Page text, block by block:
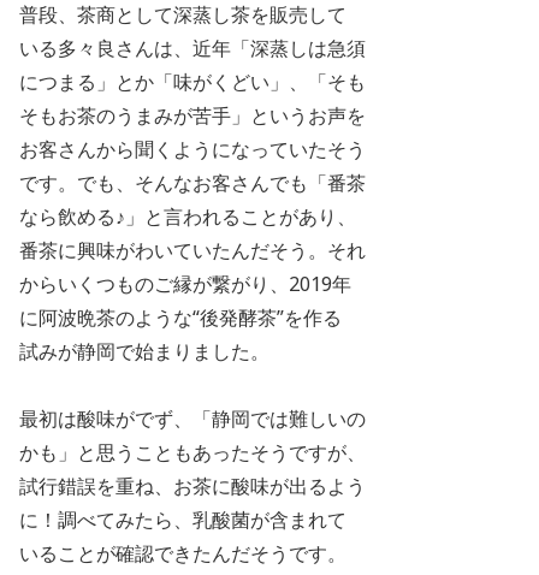
普段、茶商と して深蒸し茶を販売して
いる多々良さんは、近年「深蒸しは急須
につまる」とか「味がくどい」、「そも
そもお茶のうまみが苦手」というお声を
お客さんから聞くようになっていたそう
です。でも、そんなお客さんでも「番茶
なら飲める♪」と言われることがあり、
番茶に興味がわいていたんだそう。それ
からいくつものご縁が繋がり、 2019年
に阿波晩茶のような“後発酵茶”を作る
試みが静岡で始まりました。
最初は酸味がでず、「静岡では難しいの
かも」と思うこともあったそうですが、
試行錯誤を重ね、お茶に酸味が出るよう
に！調べてみたら、乳酸菌が含まれて
いることが確認できたんだそうです。